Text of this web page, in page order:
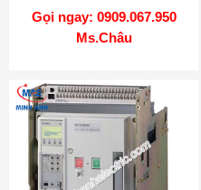
6300A 130kA FIX
Gọi ngay: 0909.067.950
Ms.Châu